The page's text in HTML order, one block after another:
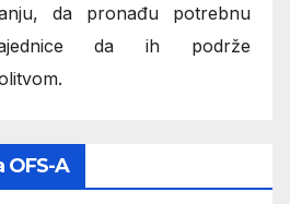
da pronađu potrebnu
da ih podrže
OFS-A